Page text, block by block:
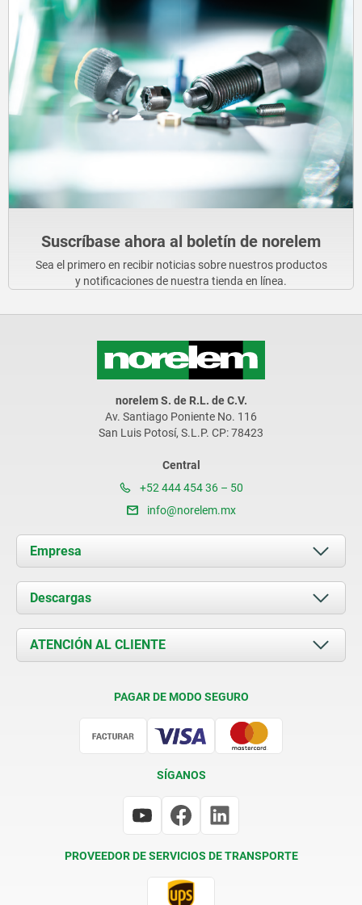
Suscríbase ahora al boletín de norelem
Sea el primero en recibir noticias sobre nuestros productos
y notificaciones de nuestra tienda en línea.
norelem S. de R.L. de C.V.
Av. Santiago Poniente No. 116
San Luis Potosí, S.L.P. CP: 78423
Central
+52 444 454 36 – 50
info@norelem.mx
Empresa
Acerca de nosotros
Novedades
Contacto
Descargas
Documents
ATENCIÓN AL CLIENTE
PAGAR DE MODO SEGURO
SÍGANOS
PROVEEDOR DE SERVICIOS DE TRANSPORTE